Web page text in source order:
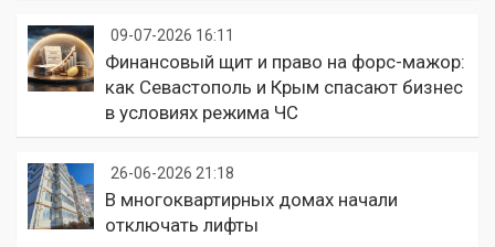
09-07-2026 16:11
Финансовый щит и право на форс-мажор:
как Севастополь и Крым спасают бизнес
в условиях режима ЧС
26-06-2026 21:18
В многоквартирных домах начали
отключать лифты